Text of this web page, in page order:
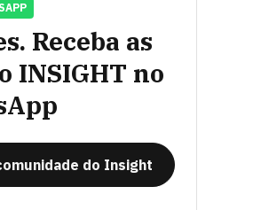
Receba as
INSIGHT no
do Insight